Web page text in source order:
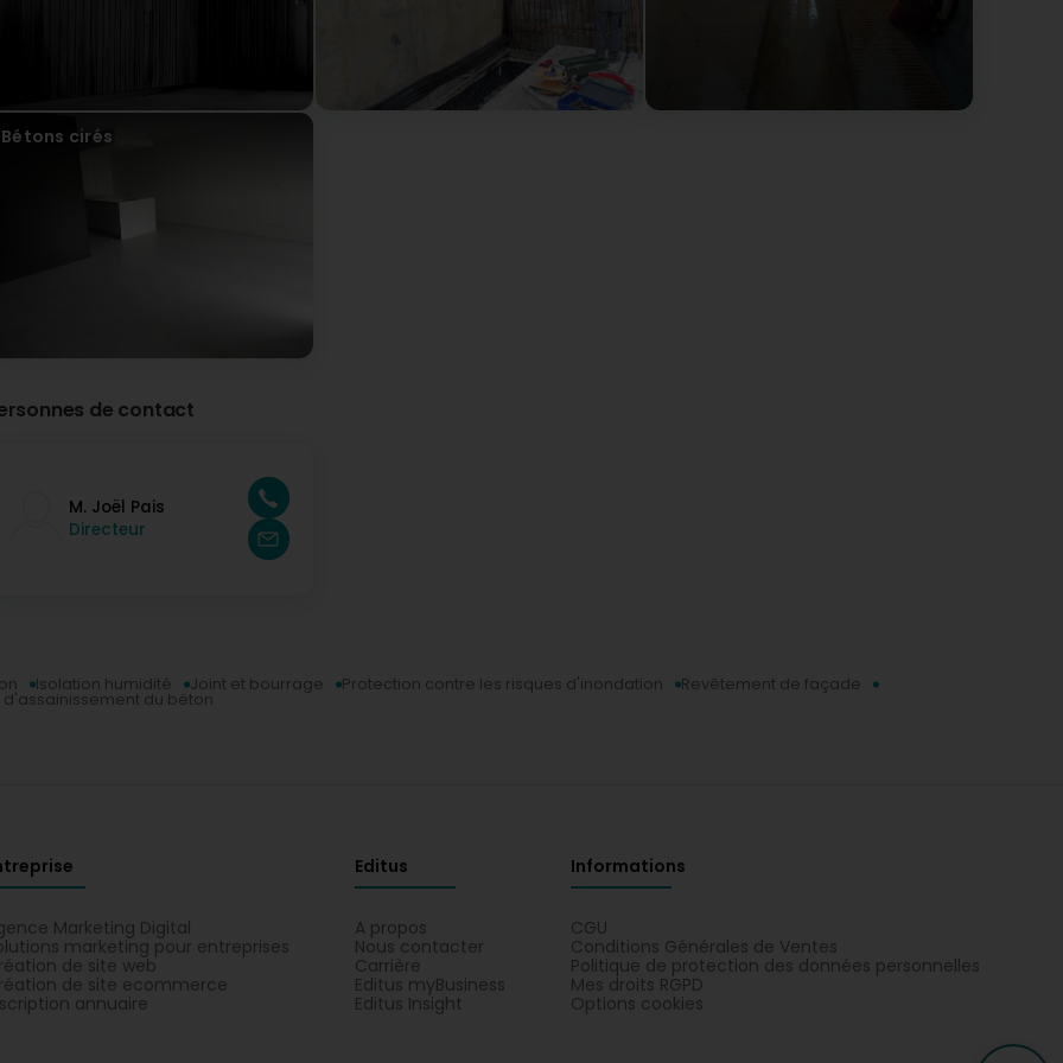
Bétons cirés
de contact
M. Joël Pais
Directeur
Isolation humidité Joint et bourrage Protection contre les risques d'inondation Revêtement de façade
d'assainissement du béton
Marketing Digital
marketing pour entreprises
de site web
de site ecommerce
annuaire
Editus
A propos
Nous contacter
Carrière
Editus myBusiness
Editus Insight
Informations
CGU
Conditions Générales de Ventes
Politique de protection des données personnelles
Mes droits RGPD
Options cookies